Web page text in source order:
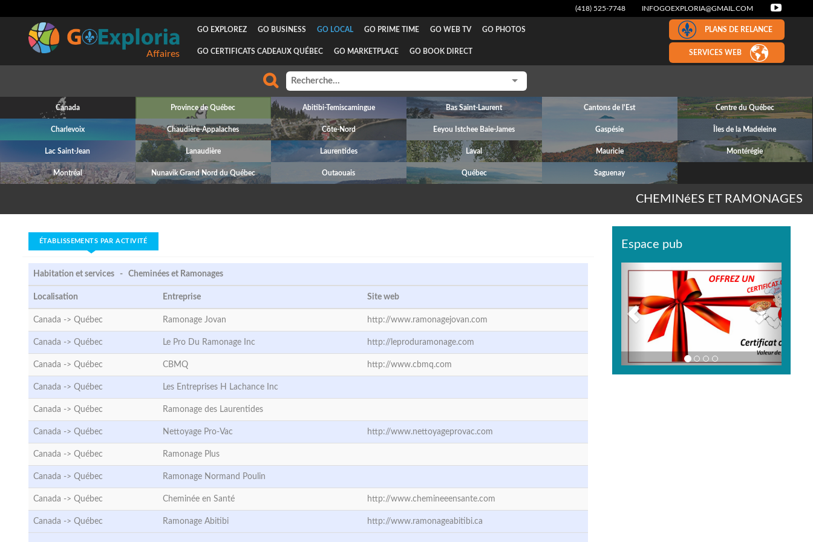
(418) 525-7748 INFOGOEXPLORIA@GMAIL.COM
Affaires
GO EXPLOREZ GO BUSINESS GO LOCAL GO PRIME TIME GO WEB TV GO PHOTOS
GO CERTIFICATS CADEAUX QUÉBEC GO MARKETPLACE GO BOOK DIRECT
PLANS DE RELANCE
SERVICES WEB
Canada Province de Québec Abitibi-Temiscamingue Bas Saint-Laurent Cantons de l'Est Centre du Québec
Charlevoix Chaudière-Appalaches Côte-Nord Eeyou Istchee Baie-James Gaspésie Îles de la Madeleine
Lac Saint-Jean Lanaudière Laurentides Laval Mauricie Montérégie
Montréal Nunavik Grand Nord du Québec Outaouais Québec Saguenay
CHEMINéES ET RAMONAGES
ÉTABLISSEMENTS PAR ACTIVITÉ
Habitation et services - Cheminées et Ramonages
Localisation Entreprise Site web
Canada -> Québec Ramonage Jovan http://www.ramonagejovan.com
Canada -> Québec Le Pro Du Ramonage Inc http://leproduramonage.com
Canada -> Québec CBMQ http://www.cbmq.com
Canada -> Québec Les Entreprises H Lachance Inc
Canada -> Québec Ramonage des Laurentides
Canada -> Québec Nettoyage Pro-Vac http://www.nettoyageprovac.com
Canada -> Québec Ramonage Plus
Canada -> Québec Ramonage Normand Poulin
Canada -> Québec Cheminée en Santé http://www.chemineeensante.com
Canada -> Québec Ramonage Abitibi http://www.ramonageabitibi.ca
Espace pub
Previous
Next